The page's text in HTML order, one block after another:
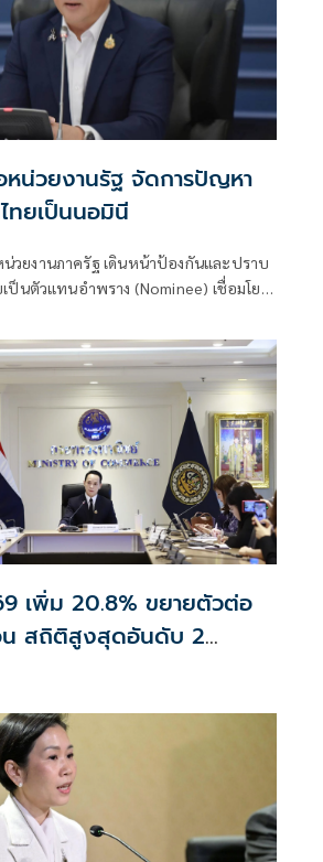
น่วยงานรัฐ จัดการปัญหา
ทยเป็นนอมินี
วยงานภาครัฐ เดินหน้าป้องกันและปราบ
ป็นตัวแทนอำพราง (Nominee) เชื่อมโยง
เพิ่ม 20.8% ขยายตัวต่อ
น สถิติสูงสุดอันดับ 2